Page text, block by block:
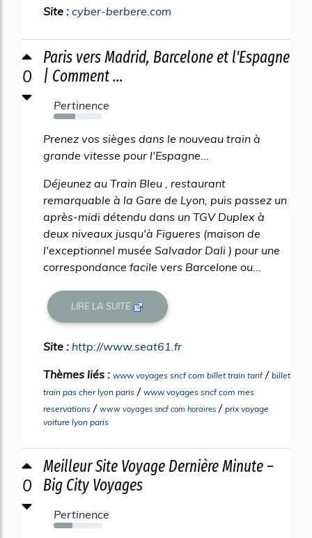
Site : cyber-berbere.com
0
Paris vers Madrid, Barcelone et l'Espagne
| Comment ...
Pertinence
44%
Prenez vos sièges dans le nouveau train à
grande vitesse pour l'Espagne...
Déjeunez au Train Bleu , restaurant
remarquable à la Gare de Lyon, puis passez un
après-midi détendu dans un TGV Duplex à
deux niveaux jusqu'à Figueres (maison de
l'exceptionnel musée Salvador Dali ) pour une
correspondance facile vers Barcelone ou...
LIRE LA SUITE
Site : http://www.seat61.fr
Thèmes liés : www voyages sncf com billet train tarif/ billet
train pas cher lyon paris / www voyages sncf com mes
reservations / www voyages sncf com horaires / prix voyage
voiture lyon paris
0
Meilleur Site Voyage Dernière Minute –
Big City Voyages
Pertinence
38%